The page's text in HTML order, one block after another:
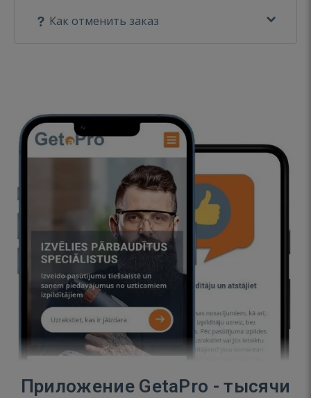
Как отменить заказ
Приложение GetaPro - тысячи